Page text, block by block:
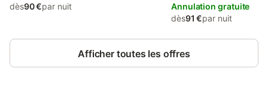
dès90 €par nuit
Annulation gratuite
dès91 €par nuit
Afficher toutes les offres